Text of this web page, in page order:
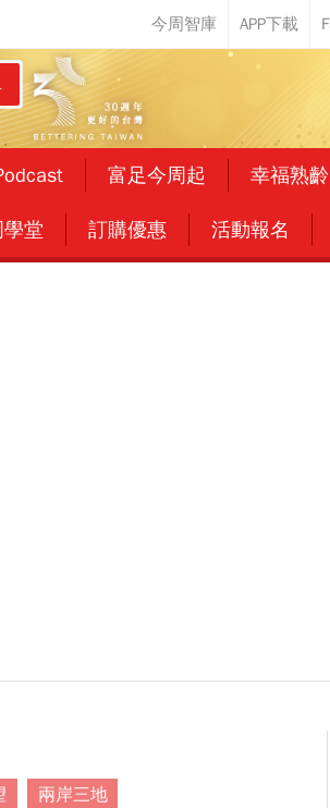
富足今周起 幸福熟齡
堂 訂購優惠 活動報名
兩岸三地